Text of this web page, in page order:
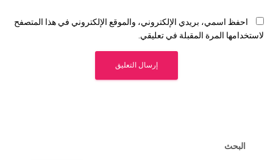
احفظ اسمي، بريدي الإلكتروني، والموقع الإلكتروني في هذا المتصفح
لاستخدامها المرة المقبلة في تعليقي.
البحث